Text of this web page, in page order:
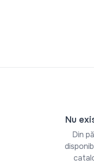
Nu
Din